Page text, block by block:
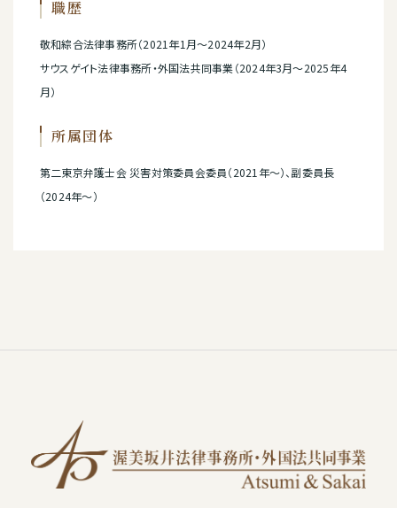
職歴
敬和綜合法律事務所（2021年1月～2024年2月）
サウスゲイト法律事務所・外国法共同事業（2024年3月～2025年4
月）
所属団体
第二東京弁護士会 災害対策委員会委員（2021年～）、副委員長
（2024年～）